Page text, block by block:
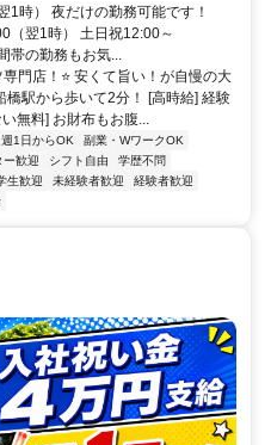
時） 夜だけの勤務可能です！
（翌1時） 土日祝12:00～
の勤務もお気...
門店！⭐ 安くて旨い！が自慢の大
橋駅から歩いて2分！ [高時給] 経験
無料] お財布もお腹...
週1日からOK
副業・WワークOK
ー歓迎 シフト自由
学歴不問
生歓迎 未経験者歓迎
経験者歓迎